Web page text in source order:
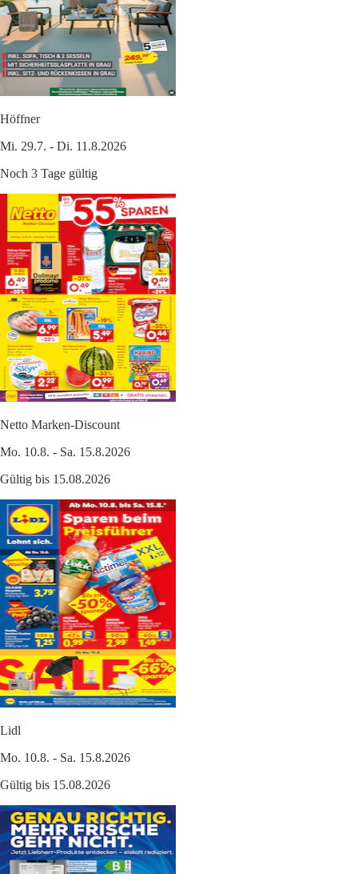
Höffner
Mi. 29.7. - Di. 11.8.2026
Noch 3 Tage gültig
Netto Marken-Discount
Mo. 10.8. - Sa. 15.8.2026
Gültig bis 15.08.2026
Lidl
Mo. 10.8. - Sa. 15.8.2026
Gültig bis 15.08.2026